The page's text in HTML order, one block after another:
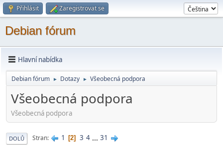
Přihlásit Zaregistrovat se
Debian fórum
Hlavní nabídka
Debian fórum ► Dotazy ► Všeobecná podpora
Všeobecná podpora
Všeobecná podpora
DOLŮ Stran 1 2 3 4 ... 31